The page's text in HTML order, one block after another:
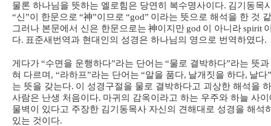
물론 하나님을 뜻하는 엘로힘은 당연히 복수명사이다. 김기동목
“신 ”이 한문으로 “神”이므로 “god” 이라는 뜻으로 해석을 한 것
그러나 본문에서 신은 한문으로는 神이지만 god 이 아니라spirit
다. 표준새번역과 현대인의 성경은 하나님의 영으로 번역하였다.
게다가“수면을 운행하다”라는 단어는 “물로 결박하다”라는 뜻과
혀 다르며 , “라하프”라는 단어는 “알을 품다, 날개짓을 하다, 날다”
는 뜻을 갖는다. 이 성경구절을 물로 결박하다고 괴상한 해석을
사람은 난생 처음이다. 마귀의 감옥이라고 하는 우주와 하늘 사이
물벽이 있다고 주장한 김기동목사 자신의 견해대로 성경을 해석
있는 것이다.